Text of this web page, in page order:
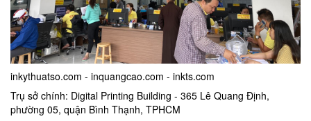
inkythuatso.com - inquangcao.com - inkts.com
Trụ sở chính: Digital Printing Building - 365 Lê Quang Định,
phường 05, quận Bình Thạnh, TPHCM